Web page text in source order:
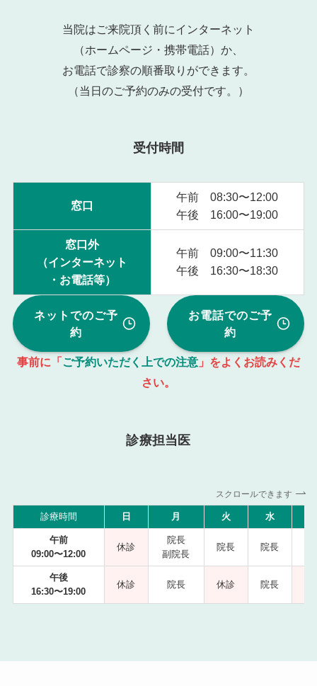
当院はご来院頂く前にインターネット
（ホームページ・携帯電話）か、
お電話で診察の順番取りができます。
（当日のご予約のみの受付です。）
受付時間
窓口
午前 08:30〜12:00
午後 16:00〜19:00
窓口外
（インターネット
・お電話等）
午前 09:00〜11:30
午後 16:30〜18:30
ネットでのご予
約
お電話でのご予
約
事前に「ご予約いただく上での注意」をよくお読みくだ
さい。
診療担当医
スクロールできます
診療時間 日 月 火 水
午前
09:00〜12:00
休診
院長
副院長
院長 院長
午後
16:30〜19:00
休診 院長 休診 院長